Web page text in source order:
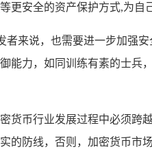
等更安全的资产保护方式,为自
者来说，也需要进一步加强
能力，如同训练有素的士
货币行业发展过程中必须跨
的防线，否则，加密货币市